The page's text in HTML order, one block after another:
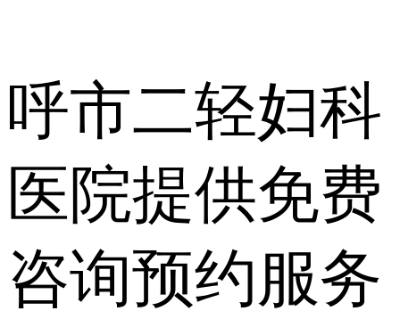
呼市二轻妇科
医院提供免费
咨询预约服务